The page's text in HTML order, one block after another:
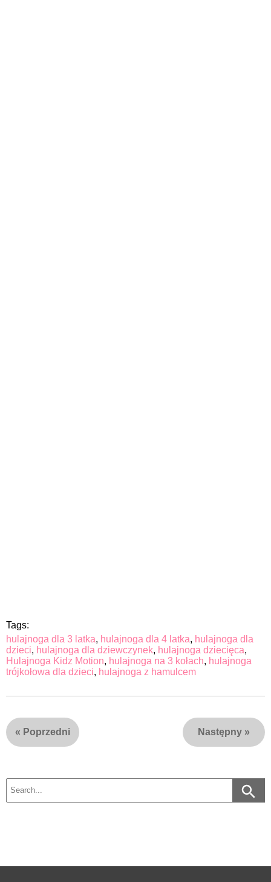
Tags:
hulajnoga dla 3 latka, hulajnoga dla 4 latka, hulajnoga dla
dzieci, hulajnoga dla dziewczynek, hulajnoga dziecięca,
Hulajnoga Kidz Motion, hulajnoga na 3 kołach, hulajnoga
trójkołowa dla dzieci, hulajnoga z hamulcem
« Poprzedni Następny »